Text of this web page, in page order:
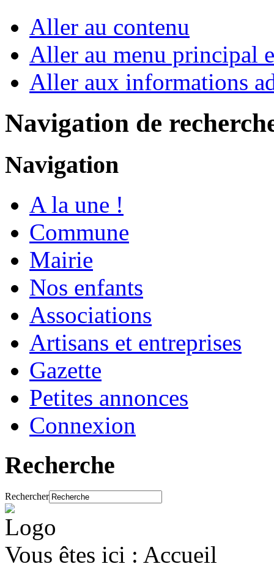
Aller au contenu
Aller au menu principal
Aller aux informations
Navigation de
Navigation
A la une !
Commune
Mairie
Nos enfants
Associations
Artisans et entreprises
Gazette
Petites annonces
Connexion
Recherche
Rechercher
Vous êtes ici : Accueil